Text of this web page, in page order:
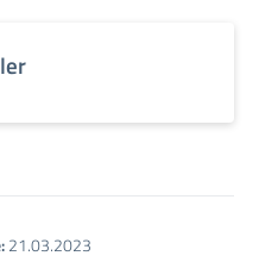
21.03.2023